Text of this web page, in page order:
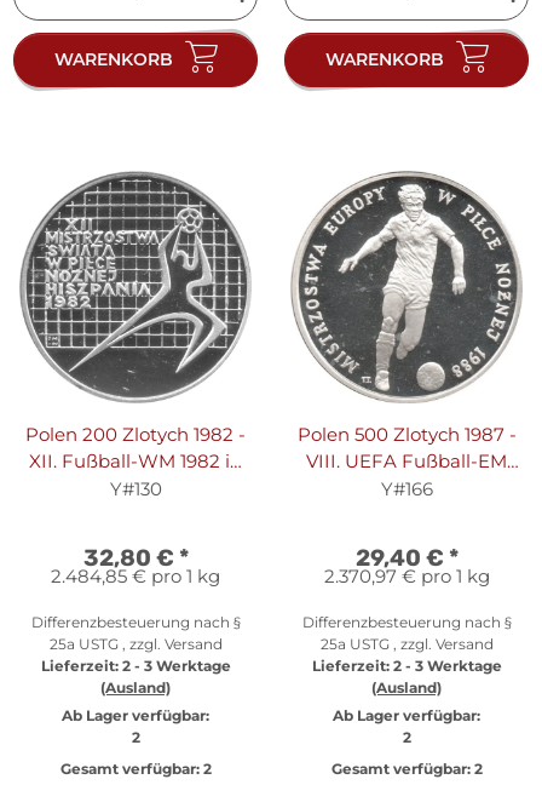
WARENKORB WARENKORB
Polen 200 Zlotych 1982 -
XII. Fußball-WM 1982 in
Spanien "Torhüter" -
Y#130
32,80 € *
2.484,85 € pro 1 kg
Differenzbesteuerung nach §
25a USTG , zzgl. Versand
Lieferzeit: 2 - 3 Werktage
(Ausland)
Ab Lager verfügbar:
2
Gesamt verfügbar:2
Polen 500 Zlotych 1987 -
VIII. UEFA Fußball-EM
1988 in Deutschland -
Y#166
29,40 € *
2.370,97 € pro 1 kg
Differenzbesteuerung nach §
25a USTG , zzgl. Versand
Lieferzeit: 2 - 3 Werktage
(Ausland)
Ab Lager verfügbar:
2
Gesamt verfügbar:2